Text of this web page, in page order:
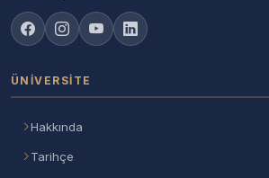
ÜNIVERSITE
Hakkında
Tarihçe